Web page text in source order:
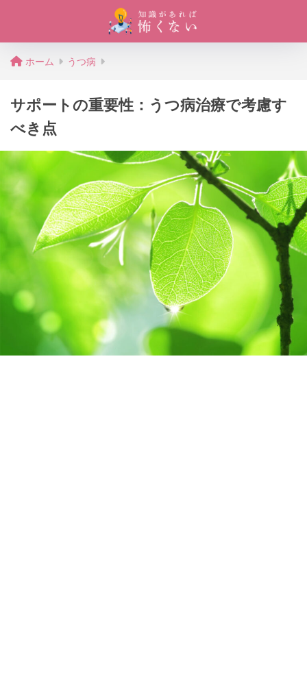
ホーム うつ病
サポートの重要性：うつ病治療で考慮す
べき点